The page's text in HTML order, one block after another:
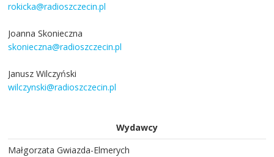
rokicka@radioszczecin.pl
Joanna Skonieczna
skonieczna@radioszczecin.pl
Janusz Wilczyński
wilczynski@radioszczecin.pl
Wydawcy
Małgorzata Gwiazda-Elmerych